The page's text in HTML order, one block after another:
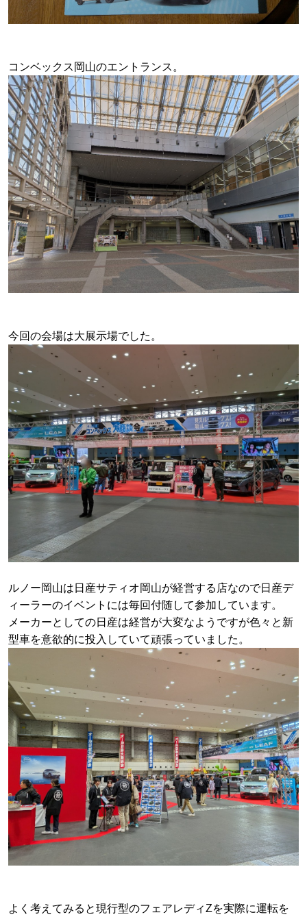
コンベックス岡山のエントランス。
今回の会場は大展示場でした。
ルノー岡山は日産サティオ岡山が経営する店なので日産デ
ィーラーのイベントには毎回付随して参加しています。
メーカーとしての日産は経営が大変なようですが色々と新
型車を意欲的に投入していて頑張っていました。
よく考えてみると現行型のフェアレディZを実際に運転を